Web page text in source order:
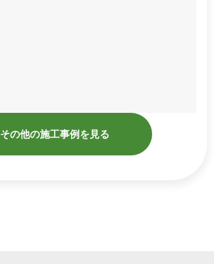
その他の施工事例を見る